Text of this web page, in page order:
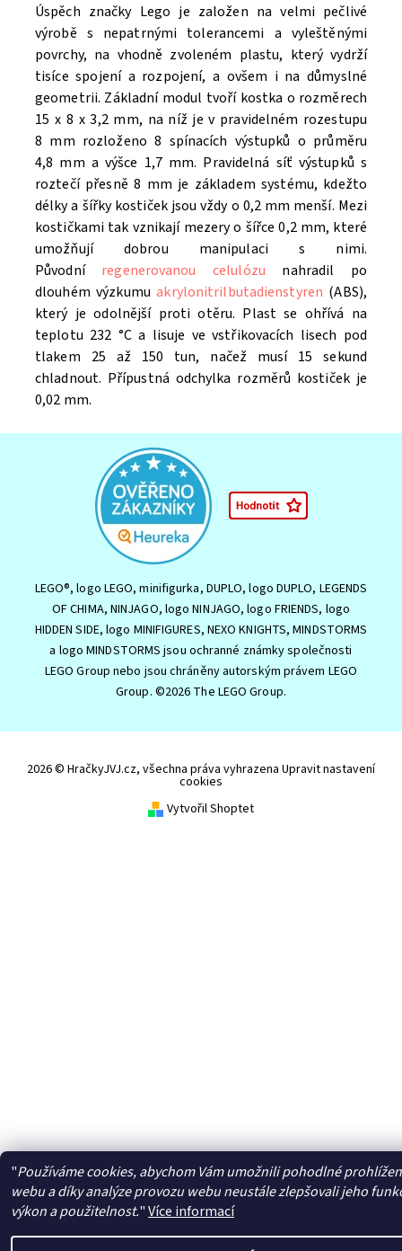
Úspěch značky Lego je založen na velmi pečlivé
výrobě s nepatrnými tolerancemi a vyleštěnými
povrchy, na vhodně zvoleném plastu, který vydrží
tisíce spojení a rozpojení, a ovšem i na důmyslné
geometrii. Základní modul tvoří kostka o rozměrech
15 x 8 x 3,2 mm, na níž je v pravidelném rozestupu
8 mm rozloženo 8 spínacích výstupků o průměru
4,8 mm a výšce 1,7 mm. Pravidelná síť výstupků s
roztečí přesně 8 mm je základem systému, kdežto
délky a šířky kostiček jsou vždy o 0,2 mm menší. Mezi
kostičkami tak vznikají mezery o šířce 0,2 mm, které
umožňují dobrou manipulaci s nimi.
Původní regenerovanou celulózu nahradil po
dlouhém výzkumuakrylonitrilbutadienstyren (ABS),
který je odolnější proti otěru. Plast se ohřívá na
teplotu 232 °C a lisuje ve vstřikovacích lisech pod
tlakem 25 až 150 tun, načež musí 15 sekund
chladnout. Přípustná odchylka rozměrů kostiček je
0,02 mm.
LEGO®, logo LEGO, minifigurka, DUPLO, logo DUPLO, LEGENDS
OF CHIMA, NINJAGO, logo NINJAGO, logo FRIENDS, logo
HIDDEN SIDE, logo MINIFIGURES, NEXO KNIGHTS, MINDSTORMS
a logo MINDSTORMS jsou ochranné známky společnosti
LEGO Group nebo jsou chráněny autorským právem LEGO
Group. ©2026 The LEGO Group.
2026 © HračkyJVJ.cz, všechna práva vyhrazena Upravit nastavení
cookies
Vytvořil Shoptet
"Používáme cookies, abychom Vám umožnili pohodlné
webu a díky analýze provozu webu neustále zlepšovali jeho
výkon a použitelnost."Více informací